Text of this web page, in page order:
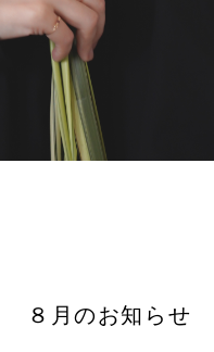
８月のお知らせ